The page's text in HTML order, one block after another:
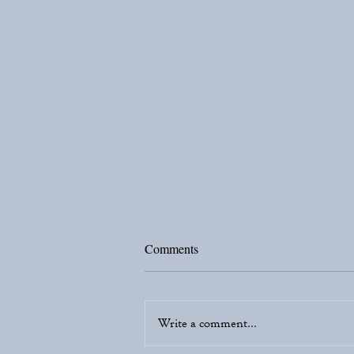
Comments
Write a comment...